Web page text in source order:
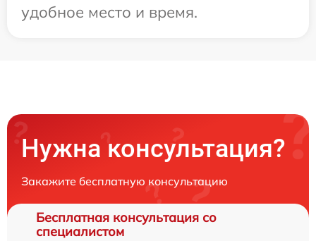
удобное место и время.
Нужна консультация?
Закажите бесплатную консультацию
Бесплатная консультация со
специалистом